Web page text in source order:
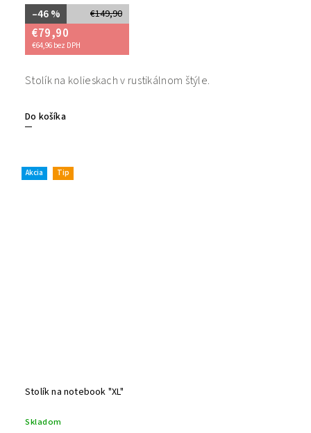
€149,90
–46 %
€79,90
€64,96 bez DPH
Do košíka
Stolík na kolieskach v rustikálnom štýle.
Akcia Tip
Stolík na notebook "XL"
Skladom